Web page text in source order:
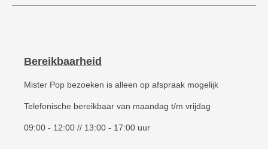
Bereikbaarheid
Mister Pop bezoeken is alleen op afspraak mogelijk
Telefonische bereikbaar van maandag t/m vrijdag
09:00 - 12:00 // 13:00 - 17:00 uur